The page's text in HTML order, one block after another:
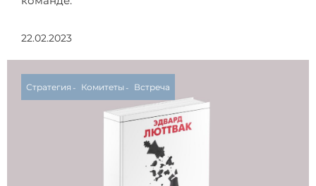
22.02.2023
Стратегия Комитеты Встреча